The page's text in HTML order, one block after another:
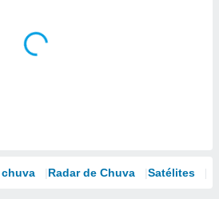
chuva Radar de Chuva Satélites